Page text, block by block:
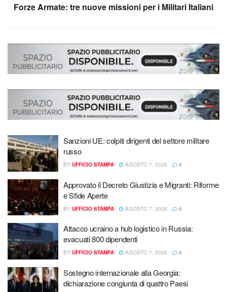
Forze Armate: tre nuove missioni per i Militari Italiani
Sanzioni UE: colpiti dirigenti del settore militare
russo
BY UFFICIO STAMPA AGOSTO 7, 2026 0
Approvato il Decreto Giustizia e Migranti: Riforme
e Sfide Aperte
BY UFFICIO STAMPA AGOSTO 7, 2026 0
Attacco ucraino a hub logistico in Russia:
evacuati 800 dipendenti
BY UFFICIO STAMPA AGOSTO 7, 2026 0
Sostegno internazionale alla Georgia:
dichiarazione congiunta di quattro Paesi